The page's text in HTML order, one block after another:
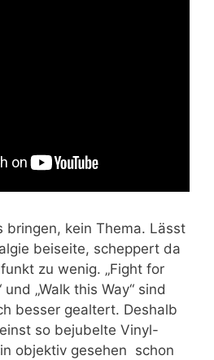
bringen, kein Thema. Lässt
beiseite, scheppert da
zu wenig. „Fight for
„Walk this Way“ sind
besser gealtert. Deshalb
so bejubelte Vinyl-
objektiv gesehen schon